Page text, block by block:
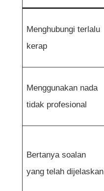
Menghubungi terlalu
kerap
Menggunakan nada
tidak profesional
Bertanya soalan
yang telah dijelaskan